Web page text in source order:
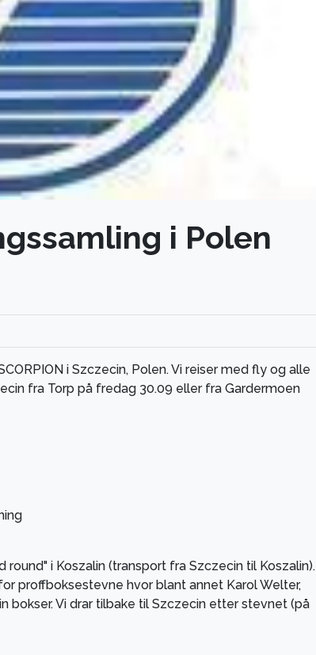
i Polen
i Szczecin, Polen. Vi reiser med fly og alle
fra Torp på fredag 30.09 eller fra Gardermoen
i Koszalin (transport fra Szczecin til Koszalin).
proffboksestevne hvor blant annet Karol Welter,
bokser. Vi drar tilbake til Szczecin etter stevnet (på